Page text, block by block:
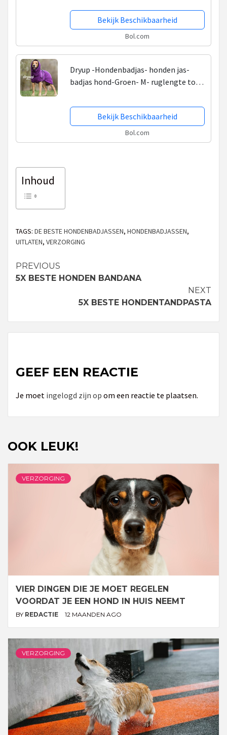
badjas + 1 badborstel
Bekijk Beschikbaarheid
Bol.com
Dryup -Hondenbadjas- honden jas-
badjas hond-Groen- M- ruglengte tot
Bekijk Beschikbaarheid
Bol.com
Inhoud
TAGS: DE BESTE HONDENBADJASSEN, HONDENBADJASSEN,
UITLATEN, VERZORGING
Continue
PREVIOUS
5X BESTE HONDEN BANDANA
NEXT
5X BESTE HONDENTANDPASTA
GEEF EEN REACTIE
Je moet ingelogd zijn op om een reactie te plaatsen.
OOK LEUK!
VERZORGING
VIER DINGEN DIE JE MOET REGELEN
VOORDAT JE EEN HOND IN HUIS NEEMT
BY REDACTIE 12 MAANDEN AGO
VERZORGING